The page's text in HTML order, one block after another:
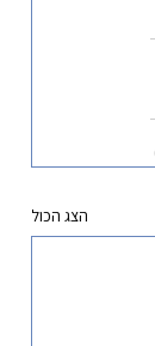
הצג הכול